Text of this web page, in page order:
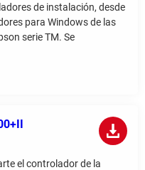
de instalación, desde
para Windows de las
serie TM. Se
el controlador de la